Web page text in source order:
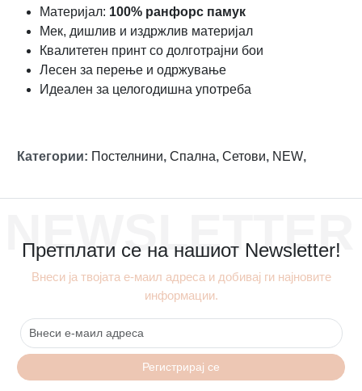
Материјал: 100% ранфорс памук
Мек, дишлив и издржлив материјал
Квалитетен принт со долготрајни бои
Лесен за перење и одржување
Идеален за целогодишна употреба
Категории: Постелнини, Спална, Сетови, NEW,
NEWSLETTER
Претплати се на нашиот Newsletter!
Внеси ја твојата е-маил адреса и добивај ги најновите
информации.
Регистрирај се